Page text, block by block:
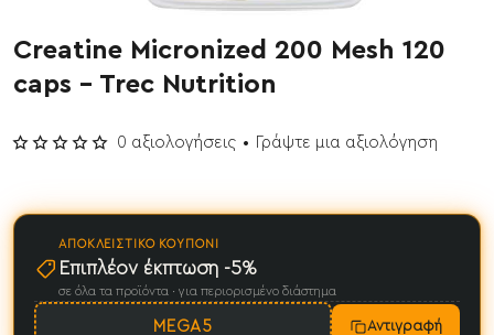
Έχει εξαντληθεί
Creatine Micronized 200 Mesh 120
caps - Trec Nutrition
0 αξιολογήσεις • Γράψτε μια αξιολόγηση
ΑΠΟΚΛΕΙΣΤΙΚΌ ΚΟΥΠΌΝΙ
Επιπλέον έκπτωση -5%
σε όλα τα προϊόντα · για περιορισμένο διάστημα
MEGA5 Αντιγραφή